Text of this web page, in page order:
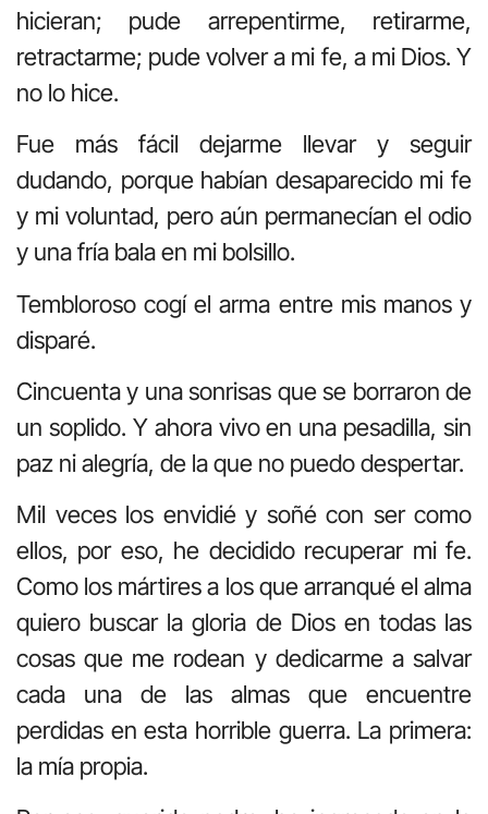
hicieran; pude arrepentirme, retirarme,
retractarme; pude volver a mi fe, a mi Dios. Y
no lo hice.
Fue más fácil dejarme llevar y seguir
dudando, porque habían desaparecido mi fe
y mi voluntad, pero aún permanecían el odio
y una fría bala en mi bolsillo.
Tembloroso cogí el arma entre mis manos y
disparé.
Cincuenta y una sonrisas que se borraron de
un soplido. Y ahora vivo en una pesadilla, sin
paz ni alegría, de la que no puedo despertar.
Mil veces los envidié y soñé con ser como
ellos, por eso, he decidido recuperar mi fe.
Como los mártires a los que arranqué el alma
quiero buscar la gloria de Dios en todas las
cosas que me rodean y dedicarme a salvar
cada una de las almas que encuentre
perdidas en esta horrible guerra. La primera:
la mía propia.